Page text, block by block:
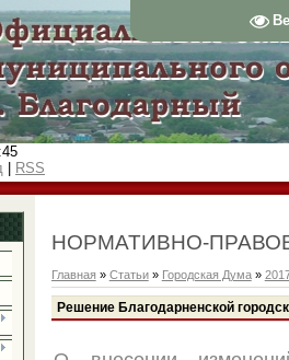
RSS
НОРМАТИВНО-
Главная » Статьи» Городская Дума»
Решение Благодарненской